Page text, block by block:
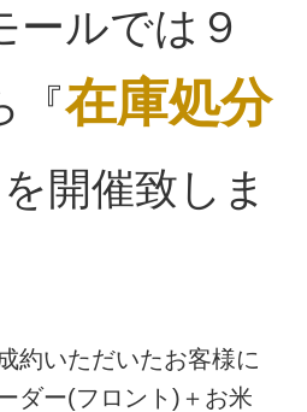
ールでは９
『在庫処分
開催致しま
約いただいたお客様に
ダー(フロント)＋お米